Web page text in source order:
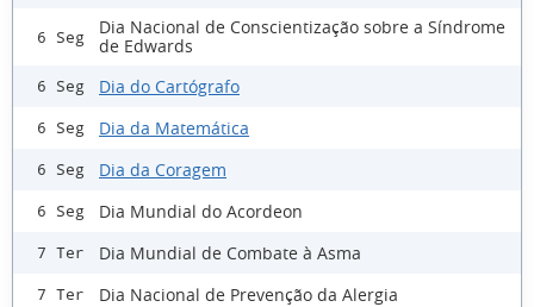
6 Seg
Dia Nacional de Conscientização sobre a Síndrome
de Edwards
6 Seg Dia do Cartógrafo
6 Seg Dia da Matemática
6 Seg Dia da Coragem
6 Seg Dia Mundial do Acordeon
7 Ter Dia Mundial de Combate à Asma
7 Ter Dia Nacional de Prevenção da Alergia